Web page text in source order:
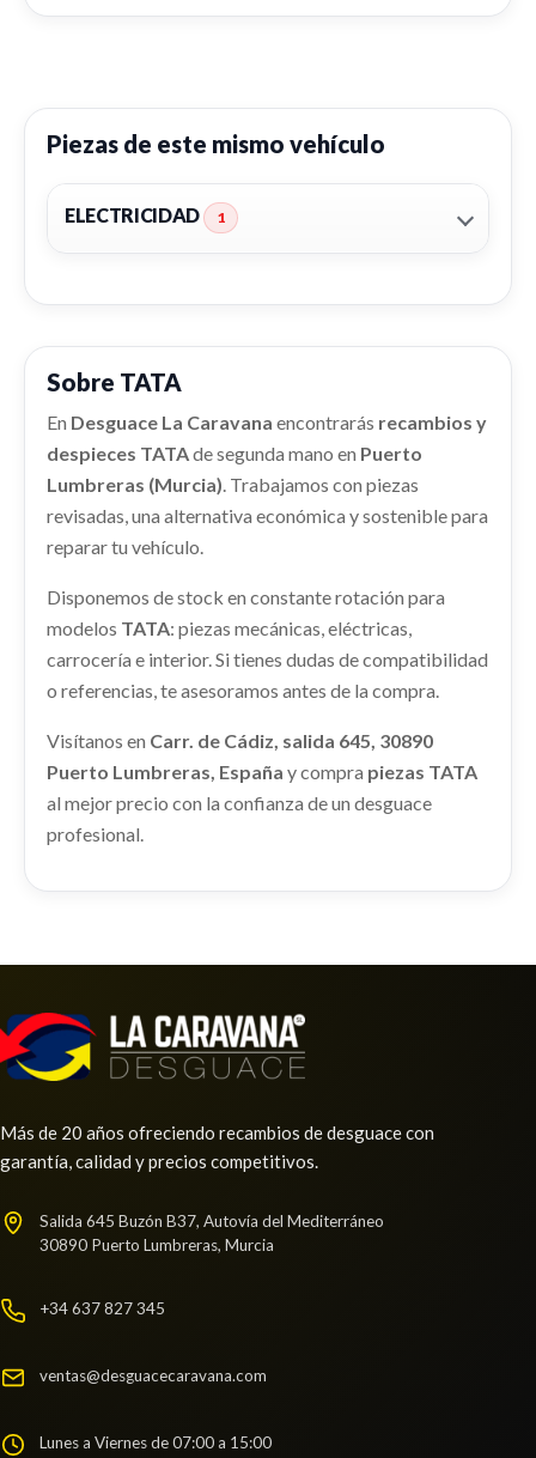
Piezas de este mismo vehículo
ELECTRICIDAD 1
CENTRALITA MOTOR UCE 215854506A
26,62 € shopping_cart
Sobre TATA
En Desguace La Caravana encontrarás recambios y
despieces TATAde segunda mano en Puerto
Lumbreras (Murcia). Trabajamos con piezas
revisadas, una alternativa económica y sostenible para
reparar tu vehículo.
Disponemos de stock en constante rotación para
modelos TATA: piezas mecánicas, eléctricas,
carrocería e interior. Si tienes dudas de compatibilidad
o referencias, te asesoramos antes de la compra.
Visítanos en Carr. de Cádiz, salida 645, 30890
Puerto Lumbreras, España y compra piezas TATA
al mejor precio con la confianza de un desguace
profesional.
Más de 20 años ofreciendo recambios de desguace con
garantía, calidad y precios competitivos.
Salida 645 Buzón B37, Autovía del Mediterráneo
30890 Puerto Lumbreras, Murcia
+34 637 827 345
ventas@desguacecaravana.com
Lunes a Viernes de 07:00 a 15:00